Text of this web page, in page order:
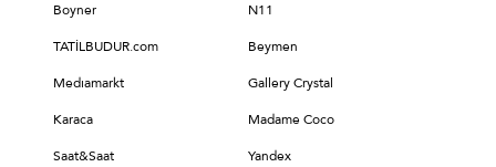
Boyner N11
TATİLBUDUR.com Beymen
Medıamarkt Gallery Crystal
Karaca Madame Coco
Saat&Saat Yandex